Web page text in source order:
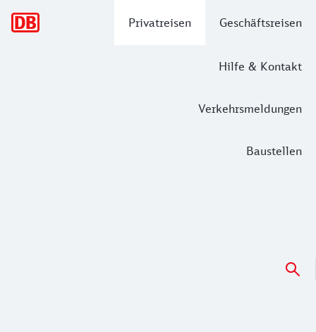
Privatreisen Geschäftsreisen
Hilfe & Kontakt
Verkehrsmeldungen
Baustellen